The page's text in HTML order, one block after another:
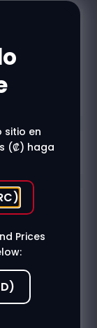
sitio en
(₡) haga
Prices